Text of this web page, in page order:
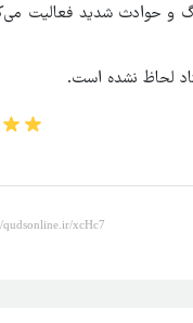
و حوادث شدید فعالیت
لحاظ نشده است.